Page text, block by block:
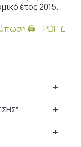
έτος 2015.
🖨
PDF 📄
+
+
+